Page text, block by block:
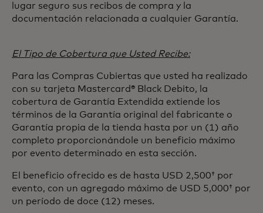
lugar seguro sus recibos de compra y la
documentación relacionada a cualquier Garantía.
El Tipo de Cobertura que Usted Recibe:
Para las Compras Cubiertas que usted ha realizado
con su tarjeta Mastercard® Black Debito, la
cobertura de Garantía Extendida extiende los
términos de la Garantía original del fabricante o
Garantía propia de la tienda hasta por un (1) año
completo proporcionándole un beneficio máximo
por evento determinado en esta sección.
El beneficio ofrecido es de hasta USD 2,500† por
evento, con un agregado máximo de USD 5,000† por
un período de doce (12) meses.